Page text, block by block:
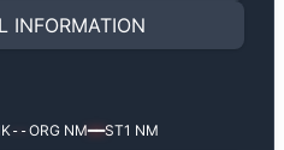
till205 hkoch
lägre
justerar vi ett antal
INFORMATION
för din bil
efter optimering
--ORG NM━━ST1 NM